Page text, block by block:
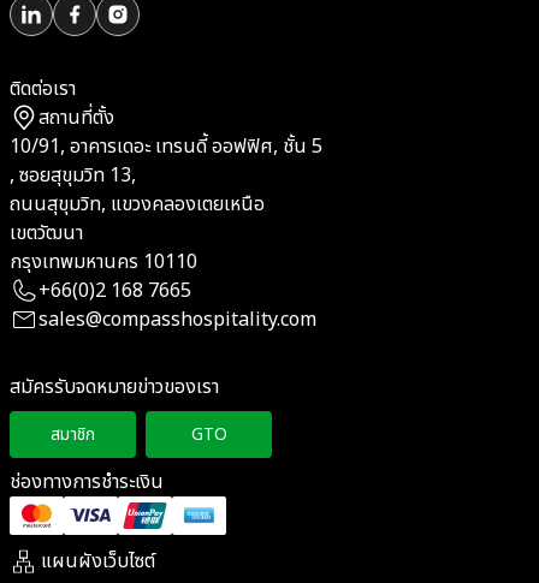
ติดต่อเรา
สถานที่ตั้ง
10/91, อาคารเดอะ เทรนดี้ ออฟฟิศ, ชั้น 5
, ซอยสุขุมวิท 13,
ถนนสุขุมวิท, แขวงคลองเตยเหนือ
เขตวัฒนา
กรุงเทพมหานคร 10110
+66(0)2 168 7665
sales@compasshospitality.com
สมัครรับจดหมายข่าวของเรา
สมาชิก GTO
ช่องทางการชำระเงิน
แผนผังเว็บไซต์